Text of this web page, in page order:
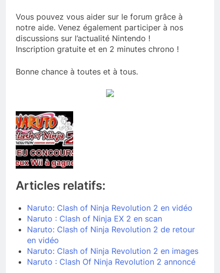
Vous pouvez vous aider sur le forum grâce à
notre aide. Venez également participer à nos
discussions sur l’actualité Nintendo !
Inscription gratuite et en 2 minutes chrono !
Bonne chance à toutes et à tous.
Articles relatifs:
Naruto: Clash of Ninja Revolution 2 en vidéo
Naruto : Clash of Ninja EX 2 en scan
Naruto: Clash of Ninja Revolution 2 de retour
en vidéo
Naruto: Clash of Ninja Revolution 2 en images
Naruto : Clash Of Ninja Revolution 2 annoncé